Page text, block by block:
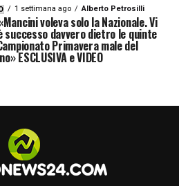
1 settimana ago Alberto Petrosilli
voleva solo la Nazionale. Vi
successo davvero dietro le quinte
Primavera male del
ESCLUSIVA e VIDEO